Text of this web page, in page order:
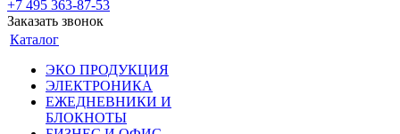
+7 495 363-87-53
Заказать звонок
Каталог
ЭКО ПРОДУКЦИЯ
ЭЛЕКТРОНИКА
ЕЖЕДНЕВНИКИ И
БЛОКНОТЫ